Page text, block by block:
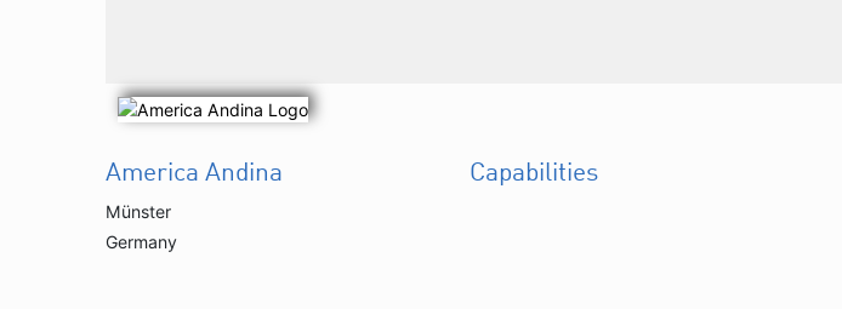
America Andina
Münster
Germany
Capabilities